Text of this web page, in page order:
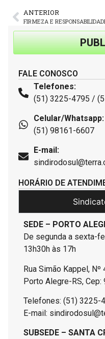
ANTERIOR
FALE CONOSCO
Telefones:
(51) 3225-4795 /
Celular/Whatsapp:
(51) 98161-6607
E-mail:
HORÁRIO DE
SEDE – PORTO
De segunda a sexta-
13h30h às 17h
Rua Simão Kappel,
Porto Alegre-RS,
Telefones: (51) 3225-
E-mail:
SUBSEDE – SANTA